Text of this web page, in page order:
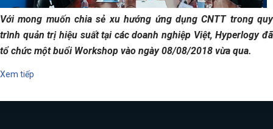
Với mong muốn chia sẻ xu hướng ứng dụng CNTT trong quy
trình quản trị hiệu suất tại các doanh nghiệp Việt, Hyperlogy đã
tổ chức một buổi Workshop vào ngày 08/08/2018 vừa qua.
Xem tiếp